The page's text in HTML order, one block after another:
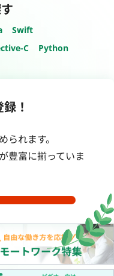
Swift
C Python
！
れます。
豊富に揃っていま